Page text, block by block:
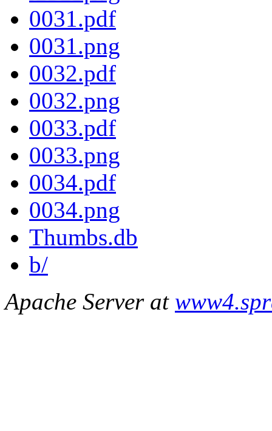
0031.pdf
0031.png
0032.pdf
0032.png
0033.pdf
0033.png
0034.pdf
0034.png
Thumbs.db
b/
Apache Server at